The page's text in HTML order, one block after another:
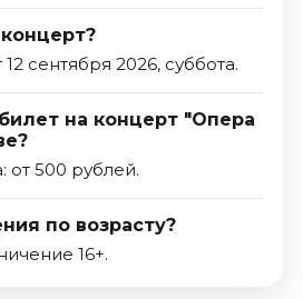
сентября 2026, суббота.
на концерт "Опера
от 500 рублей.
по возрасту?
16+.